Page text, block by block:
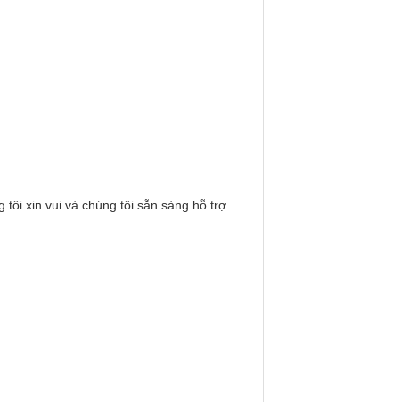
tôi xin vui và chúng tôi sẵn sàng hỗ trợ